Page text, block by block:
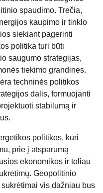
spaudimo. Trečia,
kaupimo ir tinklo
siekiant pagerinti
politika turi būti
saugumo strategijas,
tiekimo grandines.
techninės politikos
dalis, formuojanti
stabilumą ir
politikos, kuri
prie į atsparumą
ekonomikos ir toliau
Geopolitinio
vis dažniau bus